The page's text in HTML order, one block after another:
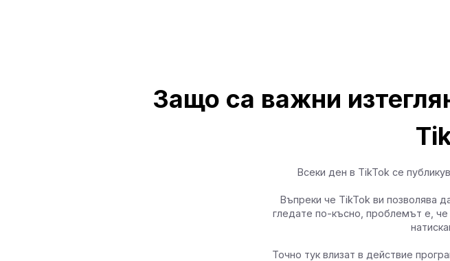
Защо са важни
Всеки ден в TikTok се
Въпреки че TikTok ви позволява
гледате по-късно, проблемът е, че
Точно тук влизат в действие